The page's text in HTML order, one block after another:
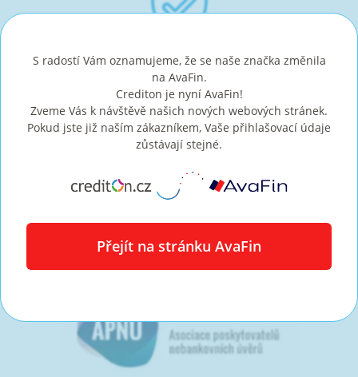
Získali jsme licenci nebankovního poskytovatele
spotřebitelských úvěrů od České národní banky.
Záleží nám na našich zákaznících
S radostí Vám oznamujeme, že se naše značka změnila
na AvaFin.
Crediton je nyní AvaFin!
Zveme Vás k návštěvě našich nových webových stránek.
Pokud jste již naším zákazníkem, Vaše přihlašovací údaje
zůstávají stejné.
Přejít na stránku AvaFin